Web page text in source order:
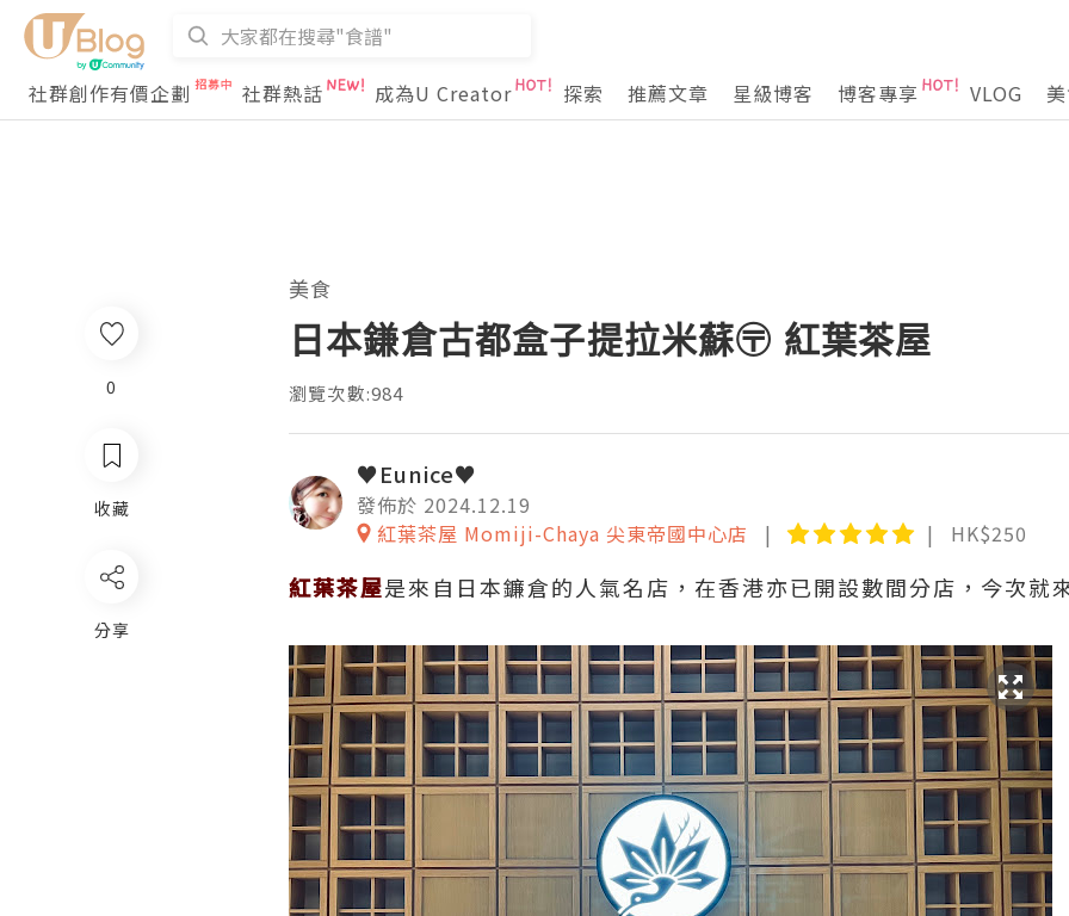
社群創作有價企劃 社群熱話 成為U Creator 探索 推薦文章 星級博客 博客專享 VLOG
0
收藏
分享
美食
日本鎌倉古都盒子提拉米蘇〶 紅葉茶屋
瀏覽次數:984
♥Eunice♥
發佈於 2024.12.19
紅葉茶屋 Momiji-Chaya 尖東帝國中心店
HK$250
紅葉茶屋是來自日本鐮倉的人氣名店，在香港亦已開設數間分店，今次就